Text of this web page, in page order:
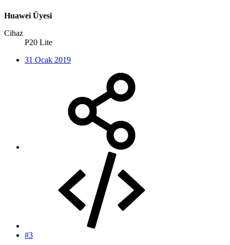
Huawei Üyesi
Cihaz
P20 Lite
31 Ocak 2019
#3